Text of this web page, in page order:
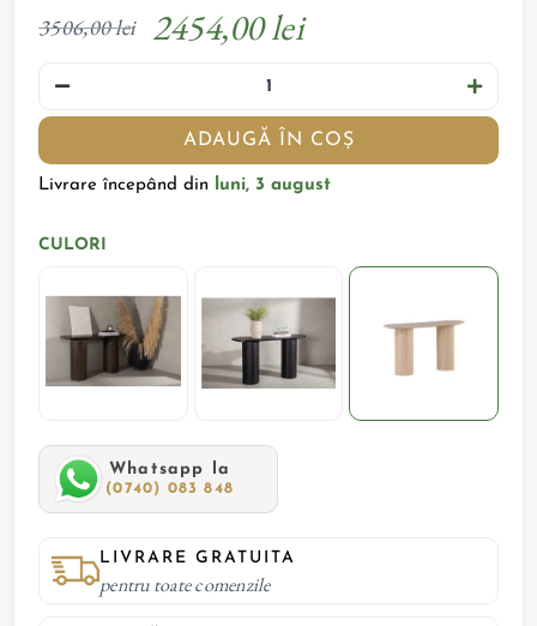
3506,00 lei 2454,00 lei
ADAUGĂ ÎN COȘ
Livrare începând din luni, 3 august
CULORI
Whatsapp la
(0740) 083 848
LIVRARE GRATUITA
pentru toate comenzile